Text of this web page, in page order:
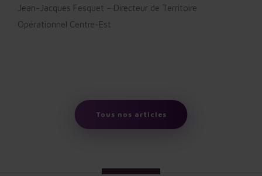
Jean-Jacques Fesquet – Directeur de Territoire
Opérationnel Centre-Est
Tous nos articles